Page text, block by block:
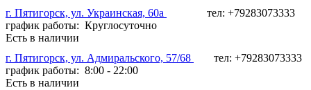
г. Пятигорск, ул. Украинская, 60а
тел: +79283073333
график работы: Круглосуточно
Есть в наличии
г. Пятигорск, ул. Адмиральского, 57/68
тел: +79283073333
график работы: 8:00 - 22:00
Есть в наличии